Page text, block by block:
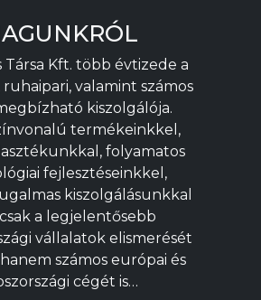
Társa Kft. több évtizede a
ruhaipari, valamint számos
kiszolgálója.
termékeinkkel,
folyamatos
fejlesztéseinkkel,
kiszolgálásunkkal
a legjelentősebb
vállalatok elismerését
számos európai és
cégét is…